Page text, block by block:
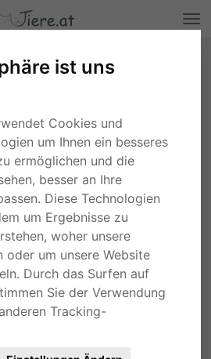
ist uns
Cookies und
um Ihnen ein besseres
ermöglichen und die
besser an Ihre
Diese Technologien
um Ergebnisse zu
woher unsere
oder um unsere Website
Durch das Surfen auf
Sie der Verwendung
Tracking-